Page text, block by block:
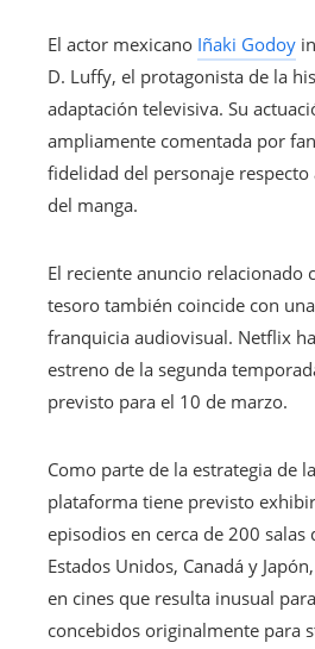
El actor mexicano Iñaki Godoy
D. Luffy, el protagonista de la
adaptación televisiva. Su
ampliamente comentada por
fidelidad del personaje
del manga.
El reciente anuncio relacionado
tesoro también coincide con
franquicia audiovisual. Netflix
estreno de la segunda
previsto para el 10 de marzo.
Como parte de la estrategia de
plataforma tiene previsto
episodios en cerca de 200 salas
Estados Unidos, Canadá y
en cines que resulta inusual
concebidos originalmente para